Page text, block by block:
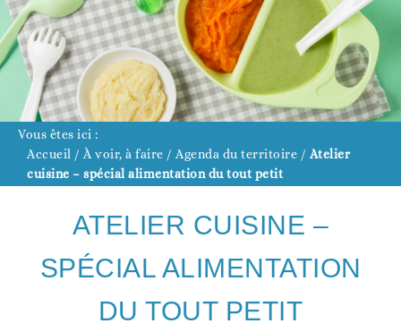
Vous êtes ici :
Accueil / À voir, à faire / Agenda du territoire / Atelier
cuisine – spécial alimentation du tout petit
ATELIER CUISINE –
SPÉCIAL ALIMENTATION
DU TOUT PETIT